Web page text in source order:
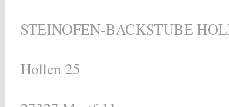
STEINOFEN-BACKSTUBE
Hollen 25